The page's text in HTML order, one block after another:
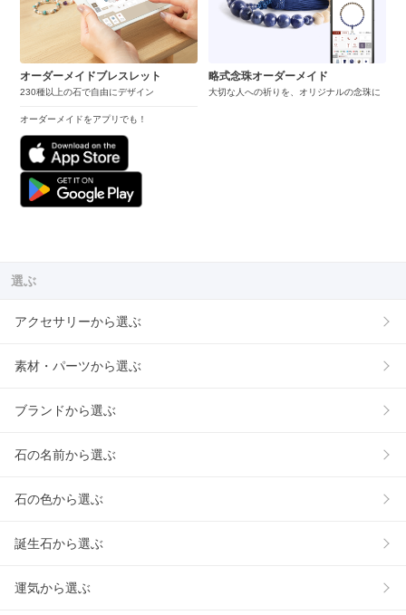
オーダーメイドブレスレット
230種以上の石で自由にデザイン
オーダーメイドをアプリでも！
略式念珠オーダーメイド
大切な人への祈りを、オリジナルの念珠に
選ぶ
アクセサリーから選ぶ
素材・パーツから選ぶ
ブランドから選ぶ
石の名前から選ぶ
石の色から選ぶ
誕生石から選ぶ
運気から選ぶ